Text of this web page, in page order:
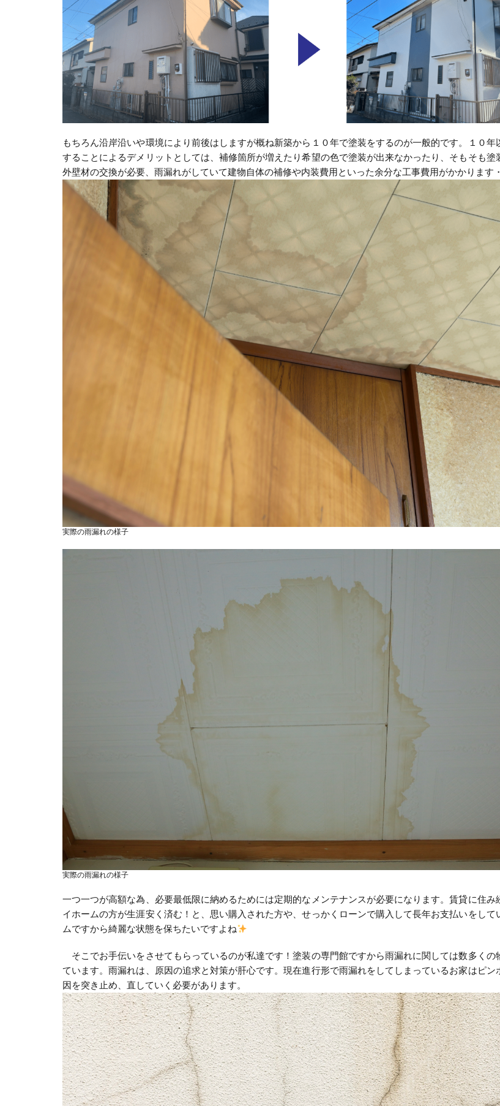
もちろん沿岸沿いや環境により前後はしますが概ね新築から１０年で塗装をするのが一般的です。１０年
することによるデメリットとしては、補修箇所が増えたり希望の色で塗装が出来なかったり、そもそも塗
外壁材の交換が必要、雨漏れがしていて建物自体の補修や内装費用といった余分な工事費用がかかります
実際の雨漏れの様子
実際の雨漏れの様子
一つ一つが高額な為、必要最低限に納めるためには定期的なメンテナンスが必要になります。賃貸に住み
イホームの方が生涯安く済む！と、思い購入された方や、せっかくローンで購入して長年お支払いをして
ムですから綺麗な状態を保ちたいですよね
そこでお手伝いをさせてもらっているのが私達です！塗装の専門館ですから雨漏れに関しては数多くの
ています。雨漏れは、原因の追求と対策が肝心です。現在進行形で雨漏れをしてしまっているお家はピン
因を突き止め、直していく必要があります。